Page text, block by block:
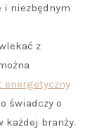
i niezbędnym
z
energetyczny
świadczy o
każdej branży.